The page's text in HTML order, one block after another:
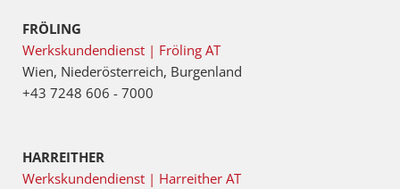
FRÖLING
Werkskundendienst | Fröling AT
Wien, Niederösterreich, Burgenland
+43 7248 606 - 7000
HARREITHER
Werkskundendienst | Harreither AT